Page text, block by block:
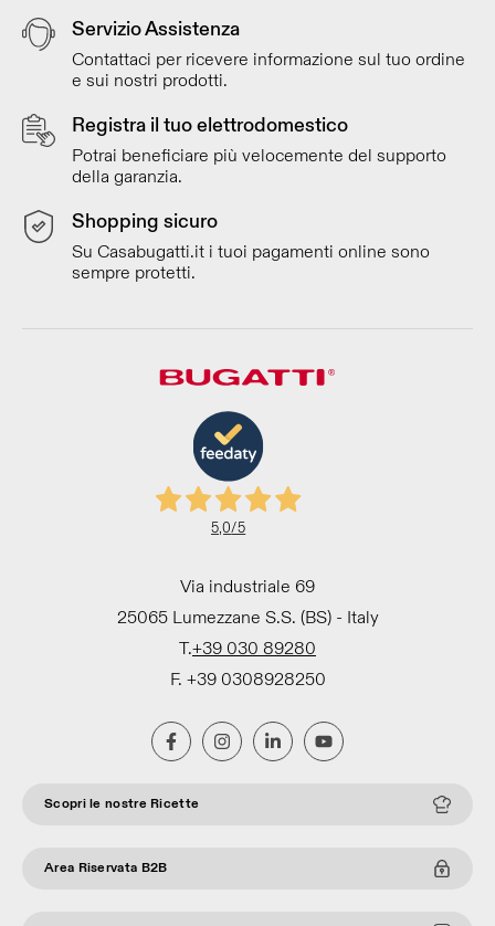
Servizio Assistenza
Contattaci per ricevere informazione sul tuo ordine
e sui nostri prodotti.
Registra il tuo elettrodomestico
Potrai beneficiare più velocemente del supporto
della garanzia.
Shopping sicuro
Su Casabugatti.it i tuoi pagamenti online sono
sempre protetti.
5,0/5
Via industriale 69
25065 Lumezzane S.S. (BS) - Italy
T.+39 030 89280
F. +39 0308928250
Scopri le nostre Ricette
Area Riservata B2B